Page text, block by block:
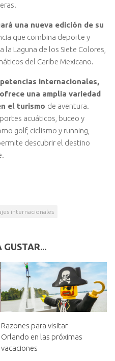
una nueva edición de su
que combina deporte y
Laguna de los Siete Colores,
del Caribe Mexicano.
internacionales,
una amplia variedad
el turismo de aventura.
acuáticos, buceo y
golf, ciclismo y running,
descubrir el destino
internacionales
Razones para visitar
Orlando en las próximas
vacaciones